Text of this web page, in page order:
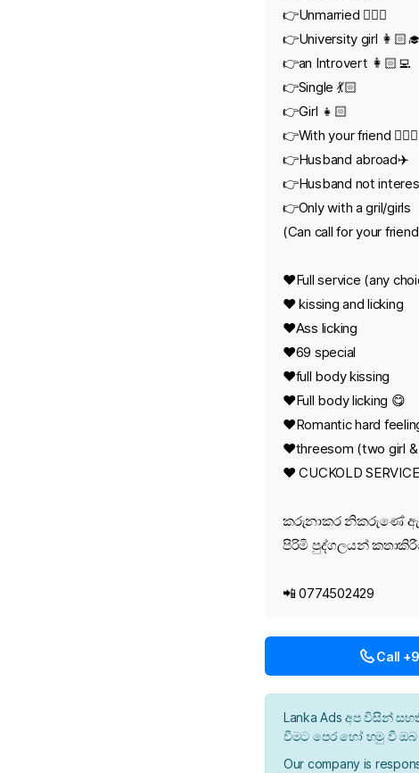
👉Unmarried 👱🏻‍♀️
👉University girl 👩🏻‍🎓
👉an Introvert 👩🏻‍💻
👉Single 💃🏻
👉Girl 👧🏻
👉With your friend
👉Husband abroad✈️
👉Husband not
👉Only with a gril/girls
(Can call for your
❤️Full service (any
❤️ kissing and licking
❤️Ass licking
❤️69 special
❤️full body kissing
❤️Full body licking 😋
❤️Romantic hard
❤️threesom (two girl
❤️ CUCKOLD SERVICE
කරුනාකර නිකරුණේ
පිරිමි පුද්ගලයන්
📲 0774502429
Call
Lanka Ads අප විසින්
වීමට පෙර හෝ හමු වී
Our company is